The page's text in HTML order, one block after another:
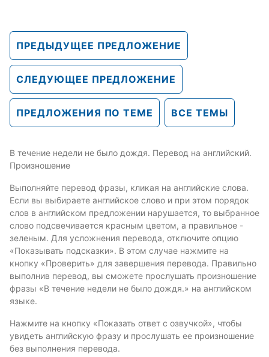
ПРЕДЫДУЩЕЕ ПРЕДЛОЖЕНИЕ
СЛЕДУЮЩЕЕ ПРЕДЛОЖЕНИЕ
ПРЕДЛОЖЕНИЯ ПО ТЕМЕ ВСЕ ТЕМЫ
В течение недели не было дождя. Перевод на английский.
Произношение
Выполняйте перевод фразы, кликая на английские слова.
Если вы выбираете английское слово и при этом порядок
слов в английском предложении нарушается, то выбранное
слово подсвечивается красным цветом, а правильное -
зеленым. Для усложнения перевода, отключите опцию
«Показывать подсказки». В этом случае нажмите на
кнопку «Проверить» для завершения перевода. Правильно
выполнив перевод, вы сможете прослушать произношение
фразы «В течение недели не было дождя.» на английском
языке.
Нажмите на кнопку «Показать ответ с озвучкой», чтобы
увидеть английскую фразу и прослушать ее произношение
без выполнения перевода.